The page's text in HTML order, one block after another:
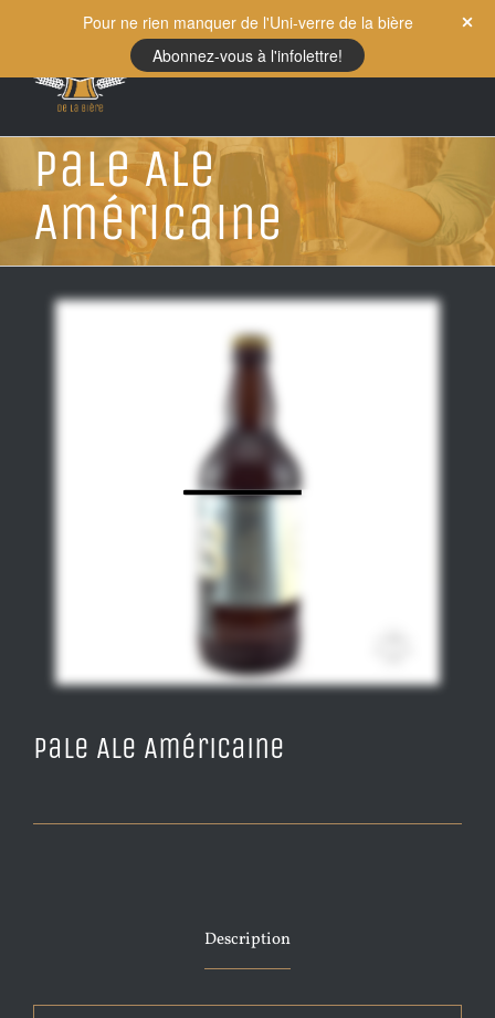
content
Pale Ale
Américaine
Pale Ale Américaine
Description
Pour ne rien manquer de l'Uni-verre de la bière
Abonnez-vous à l'infolettre!